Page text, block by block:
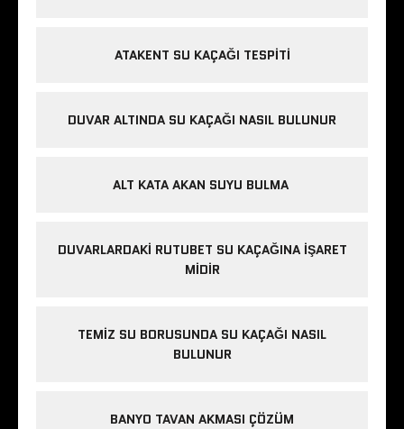
ATAKENT SU KAÇAĞI TESPITI
DUVAR ALTINDA SU KAÇAĞI NASIL BULUNUR
ALT KATA AKAN SUYU BULMA
DUVARLARDAKI RUTUBET SU KAÇAĞINA İŞARET
MIDIR
TEMIZ SU BORUSUNDA SU KAÇAĞI NASIL
BULUNUR
BANYO TAVAN AKMASI ÇÖZÜM